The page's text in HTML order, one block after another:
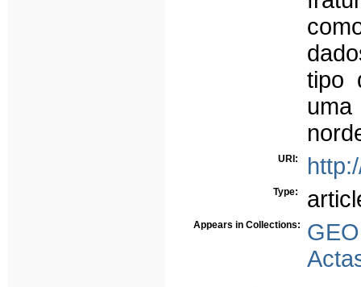
tipo
URI:
Type:
Appears in Collections: